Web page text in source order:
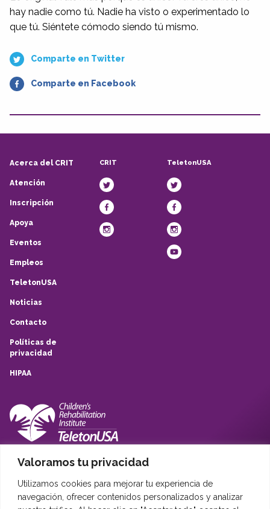
Valoramos tu privacidad
Utilizamos cookies para mejorar tu experiencia de
navegación, ofrecer contenidos personalizados y analizar
hay nadie como tú. Nadie ha visto o experimentado lo
que tú. Siéntete cómodo siendo tú mismo.
Comparte en Twitter
Comparte en Facebook
Acerca del CRIT
Atención
Inscripción
Apoya
Eventos
Empleos
TeletonUSA
Noticias
Contacto
Políticas de
privacidad
HIPAA
CRIT TeletonUSA
10839 Quarry Park, San Antonio, TX, 78233
Sistema Infantil Teleton USA © 2020